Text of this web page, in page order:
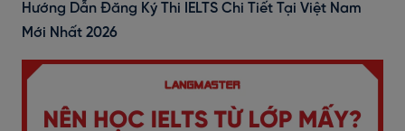
Hướng Dẫn Đăng Ký Thi IELTS Chi Tiết Tại Việt Nam
Mới Nhất 2026